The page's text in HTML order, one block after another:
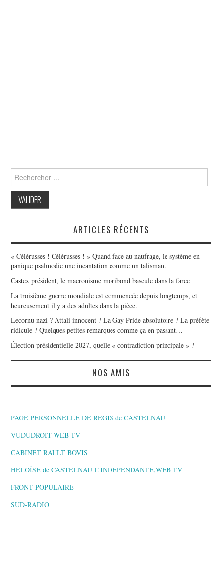
for:
ARTICLES RÉCENTS
« Célérusses ! Célérusses ! » Quand face au naufrage, le système en
panique psalmodie une incantation comme un talisman.
Castex président, le macronisme moribond bascule dans la farce
La troisième guerre mondiale est commencée depuis longtemps, et
heureusement il y a des adultes dans la pièce.
Lecornu nazi ? Attali innocent ? La Gay Pride absolutoire ? La préfète
ridicule ? Quelques petites remarques comme ça en passant…
Élection présidentielle 2027, quelle « contradiction principale » ?
NOS AMIS
PAGE PERSONNELLE DE REGIS de CASTELNAU
VUDUDROIT WEB TV
CABINET RAULT BOVIS
HELOÏSE de CASTELNAU L’INDEPENDANTE,WEB TV
FRONT POPULAIRE
SUD-RADIO